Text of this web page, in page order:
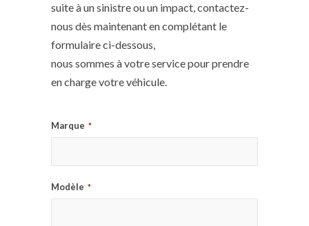
suite à un sinistre ou un impact, contactez-
nous dès maintenant en complétant le
formulaire ci-dessous,
nous sommes à votre service pour prendre
en charge votre véhicule.
Marque *
Modèle *